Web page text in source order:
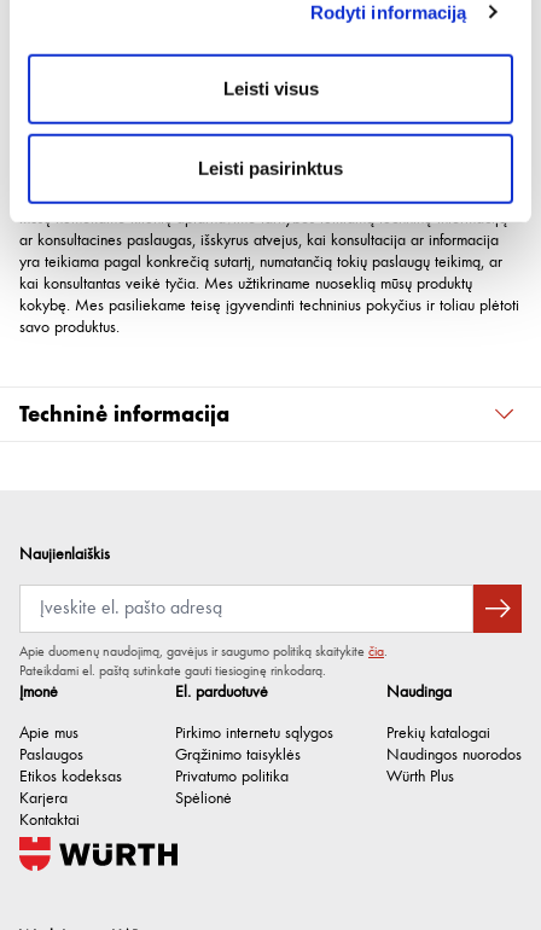
Rodyti informaciją
Leisti visus
Leisti pasirinktus
Saugus naudoti skystis, kurio sudėtyje nėra rūgščių ar degių medžiagų
atliktais bandymais bei turima patirtimi; kiekvieną kartą prieš naudodami,
sandėliavimo bei naudojimo sąlygų įvairovės mes neprisiimame atsakomybės
už konkretaus panaudojimo rezultatą. Mes neprisiimame atsakomybės už
mūsų nemokamo klientų aptarnavimo tarnybos teikiamą techninę informaciją
ar konsultacines paslaugas, išskyrus atvejus, kai konsultacija ar informacija
yra teikiama pagal konkrečią sutartį, numatančią tokių paslaugų teikimą, ar
kai konsultantas veikė tyčia. Mes užtikriname nuoseklią mūsų produktų
kokybę. Mes pasiliekame teisę įgyvendinti techninius pokyčius ir toliau plėtoti
savo produktus.
Techninė informacija
Kvapas / aromatas
pagaminimo
Tankis 0.92 g/cm³
pH vertė
Įmonė
Apie mus
Paslaugos
Etikos kodeksas
Karjera
Kontaktai
El. parduotuvė
Pirkimo internetu sąlygos
Grąžinimo taisyklės
Privatumo politika
Spėlionė
Naudinga
Prekių katalogai
Naudingos nuorodos
Würth Plus
Naujienlaiškis
Apie duomenų naudojimą, gavėjus ir saugumo politiką skaitykite čia.
Pateikdami el. paštą sutinkate gauti tiesioginę rinkodarą.